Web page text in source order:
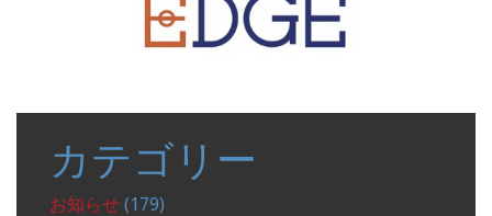
カテゴリー
お知らせ (179)